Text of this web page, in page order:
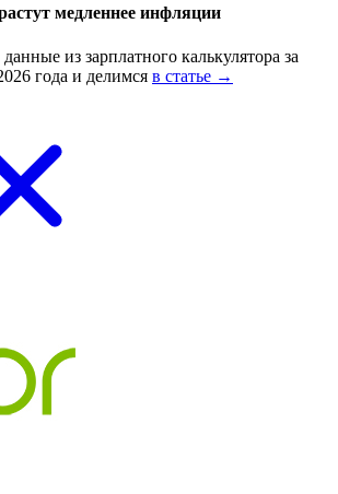
медленнее инфляции
из зарплатного калькулятора за
года и делимся в статье →